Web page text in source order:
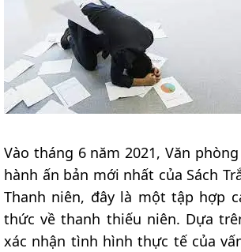
Vào tháng 6 năm 2021, Văn
hành ấn bản mới nhất của Sách
Thanh niên, đây là một tập hợp
thức về thanh thiếu niên. Dựa
xác nhận tình hình thực tế của